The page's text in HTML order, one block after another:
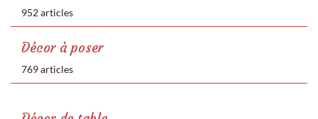
952 articles
Décor à poser
769 articles